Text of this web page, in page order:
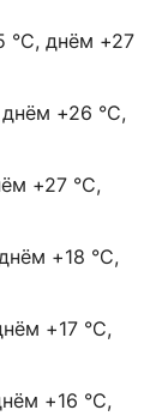
°C, днём +27
+26 °C,
+27 °C,
+18 °C,
+17 °C,
+16 °C,